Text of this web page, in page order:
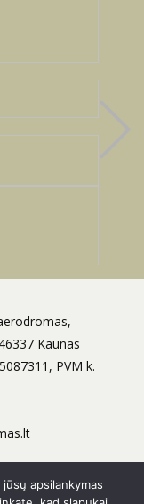
Kaunas
PVM k.
apsilankymas